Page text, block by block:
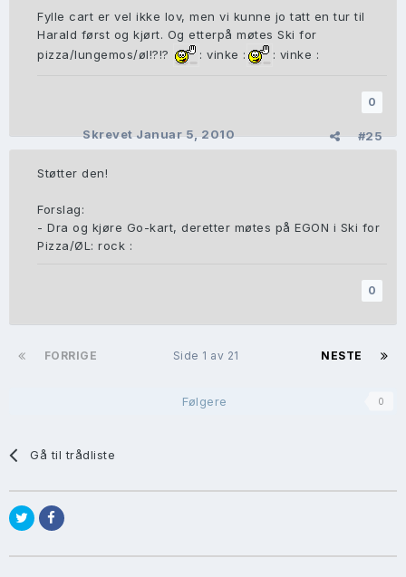
Fylle cart er vel ikke lov, men vi kunne jo tatt en tur til
Harald først og kjørt. Og etterpå møtes Ski for
pizza/lungemos/øl!?!?
: vinke : : vinke :
0
#25
SkrevetJanuar 5, 2010
Støtter den!
Forslag:
- Dra og kjøre Go-kart, deretter møtes på EGON i Ski for
Pizza/ØL: rock :
0
FORRIGE NESTE
Side 1 av 21
Følgere 0
Gå til trådliste